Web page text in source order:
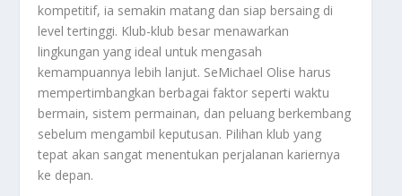
kompetitif, ia semakin matang dan siap bersaing di
level tertinggi. Klub-klub besar menawarkan
lingkungan yang ideal untuk mengasah
kemampuannya lebih lanjut. SeMichael Olise harus
mempertimbangkan berbagai faktor seperti waktu
bermain, sistem permainan, dan peluang berkembang
sebelum mengambil keputusan. Pilihan klub yang
tepat akan sangat menentukan perjalanan kariernya
ke depan.